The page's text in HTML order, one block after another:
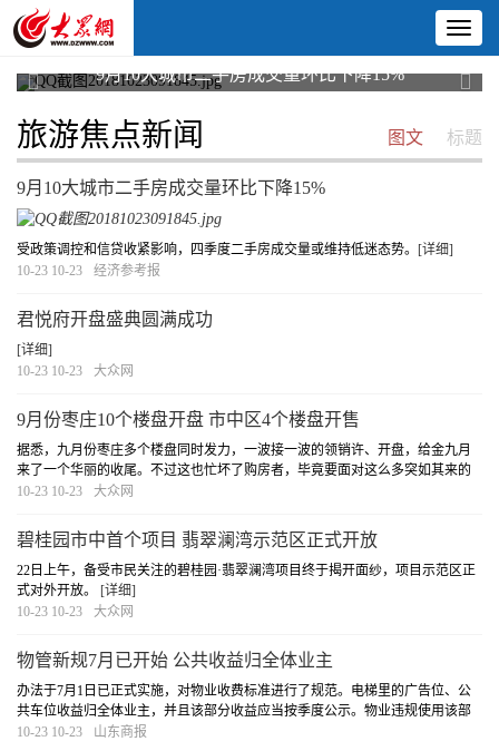
量
君悦府开盘盛典圆满成功
Previous Next
旅游焦点新闻 标题
图文
9月10大城市二手房成交量环比下降15%
受政策调控和信贷收紧影响，四季度二手房成交量或维持低迷态势。 [详细]
10-23 10-23
经济参考报
君悦府开盘盛典圆满成功
[详细]
10-23 10-23
大众网
9月份枣庄10个楼盘开盘 市中区4个楼盘开售
据悉，九月份枣庄多个楼盘同时发力，一波接一波的领销许、开盘，给金九月
来了一个华丽的收尾。不过这也忙坏了购房者，毕竟要面对这么多突如其来的
选择，不免会有些凌乱呐。据枣房网商品房预售许可证查询系统统计数据显
10-23 10-23 大众网
碧桂园市中首个项目 翡翠澜湾示范区正式开放
22日上午，备受市民关注的碧桂园·翡翠澜湾项目终于揭开面纱，项目示范区正
式对外开放。 [详细]
10-23 10-23
大众网
物管新规7月已开始 公共收益归全体业主
办法于7月1日已正式实施，对物业收费标准进行了规范。电梯里的广告位、公
共车位收益归全体业主，并且该部分收益应当按季度公示。物业违规使用该部
分收入，将面临最高10万元的罚款处罚。
10-23 10-23 山东商报